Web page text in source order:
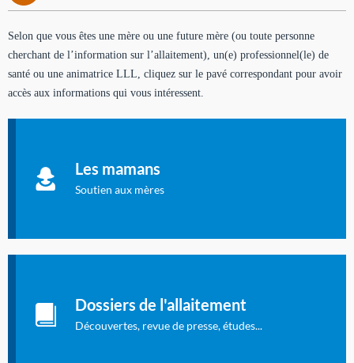
Selon que vous êtes une mère ou une future mère (ou toute personne
cherchant de l’information sur l’allaitement), un(e) professionnel(le) de
santé ou une animatrice LLL, cliquez sur le pavé correspondant pour avoir
accès aux informations qui vous intéressent.
Les mamans
Soutien aux mères
à allaiter et vous informer : toutes les rubriques qui
concernent l'allaitement.
Dossiers de l'allaitement
Découvertes, revue de presse, études...
dernières études sur l'allaitement publiées dans la presse
internationale.